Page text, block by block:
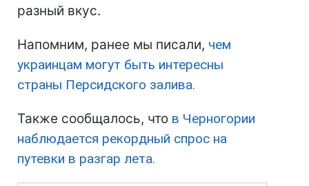
разный вкус.
Напомним, ранее мы писали, чем
украинцам могут быть интересны
страны Персидского залива.
Также сообщалось, что в Черногории
наблюдается рекордный спрос на
путевки в разгар лета.